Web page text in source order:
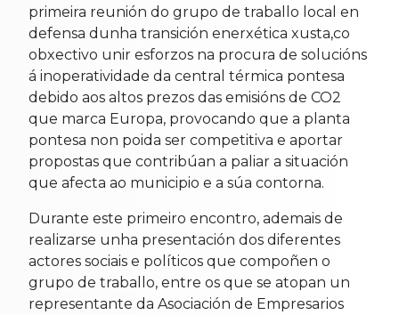
primeira reunión do grupo de traballo local en
defensa dunha transición enerxética xusta,co
obxectivo unir esforzos na procura de solucións
á inoperatividade da central térmica pontesa
debido aos altos prezos das emisións de CO2
que marca Europa, provocando que a planta
pontesa non poida ser competitiva e aportar
propostas que contribúan a paliar a situación
que afecta ao municipio e a súa contorna.
Durante este primeiro encontro, ademais de
realizarse unha presentación dos diferentes
actores sociais e políticos que compoñen o
grupo de traballo, entre os que se atopan un
representante da Asociación de Empresarios